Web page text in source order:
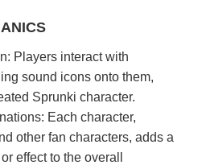
Players interact with
sound icons onto them,
Sprunki character.
Each character,
other fan characters, adds a
effect to the overall